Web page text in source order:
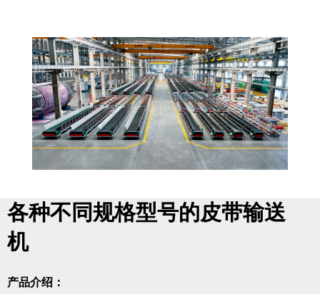
各种不同规格型号的皮带输送
机
产品介绍：